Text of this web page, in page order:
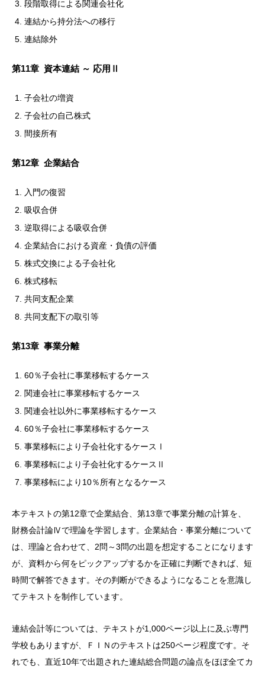
段階取得による関連会社化
連結から持分法への移行
連結除外
第11章 資本連結 ～ 応用Ⅱ
子会社の増資
子会社の自己株式
間接所有
第12章 企業結合
入門の復習
吸収合併
逆取得による吸収合併
企業結合における資産・負債の評価
株式交換による子会社化
株式移転
共同支配企業
共同支配下の取引等
第13章 事業分離
60％子会社に事業移転するケース
関連会社に事業移転するケース
関連会社以外に事業移転するケース
60％子会社に事業移転するケース
事業移転により子会社化するケースⅠ
事業移転により子会社化するケースⅡ
事業移転により10％所有となるケース
本テキストの第12章で企業結合、第13章で事業分離の計算を、
財務会計論Ⅳで理論を学習します。企業結合・事業分離について
は、理論と合わせて、2問～3問の出題を想定することになります
が、資料から何をピックアップするかを正確に判断できれば、短
時間で解答できます。その判断ができるようになることを意識し
てテキストを制作しています。
連結会計等については、テキストが1,000ページ以上に及ぶ専門
学校もありますが、ＦＩＮのテキストは250ページ程度です。そ
れでも、直近10年で出題された連結総合問題の論点をほぼ全てカ